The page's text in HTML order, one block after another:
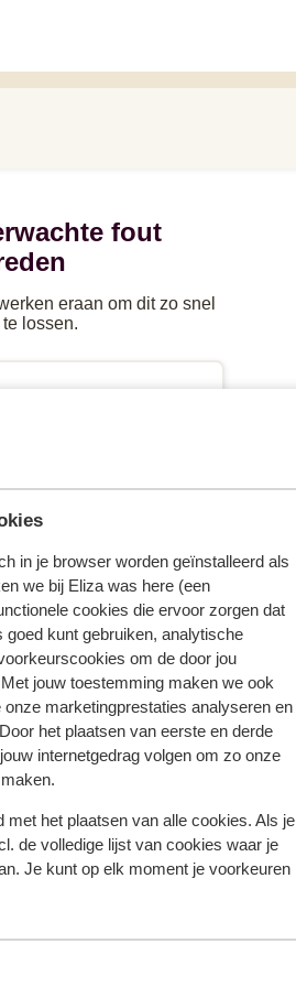
in je browser worden geïnstalleerd als
we bij Eliza was here (een
cookies die ervoor zorgen dat
kunt gebruiken, analytische
om de door jou
jouw toestemming maken we ook
marketingprestaties analyseren en
het plaatsen van eerste en derde
internetgedrag volgen om zo onze
het plaatsen van alle cookies. Als je
de volledige lijst van cookies waar je
Je kunt op elk moment je voorkeuren
fout
eraan om dit zo snel
lossen.
aanbod
Kreta